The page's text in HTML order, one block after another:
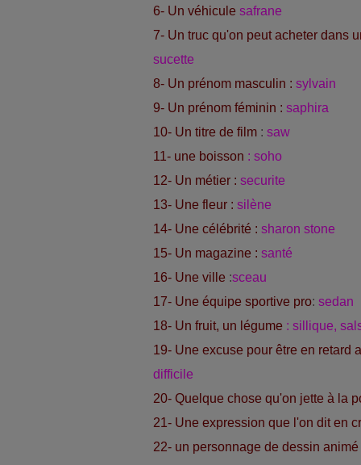
6- Un véhicule safrane
7- Un truc qu'on peut acheter dans
sucette
8- Un prénom masculin : sylvain
9- Un prénom féminin : saphira
10- Un titre de film : saw
11- une boisson : soho
12- Un métier : securite
13- Une fleur : silène
14- Une célébrité : sharon stone
15- Un magazine : santé
16- Une ville :sceau
17- Une équipe sportive pro: sedan
18- Un fruit, un légume : sillique,
19- Une excuse pour être en retard
difficile
20- Quelque chose qu'on jette à la
21- Une expression que l'on dit en
22- un personnage de dessin animé